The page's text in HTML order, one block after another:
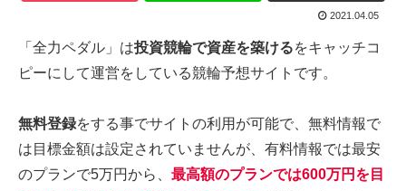
2021.04.05
「全力ペダル」は投資競輪で資産を築けるをキャッチコ
ピーにして運営をしている競輪予想サイトです。
無料登録をする事でサイトの利用が可能で、無料情報で
は目標金額は設定されていませんが、有料情報では最安
のプランで5万円から、 最高額のプランでは600万円を目